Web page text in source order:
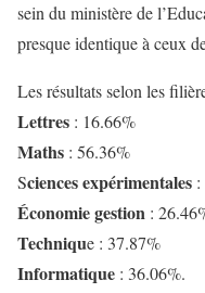
sein du ministère de
presque identique à ceux
Les résultats selon les
Lettres : 16.66%
Maths : 56.36%
Sciences expérimentales :
Économie gestion :
Technique : 37.87%
Informatique : 36.06%.